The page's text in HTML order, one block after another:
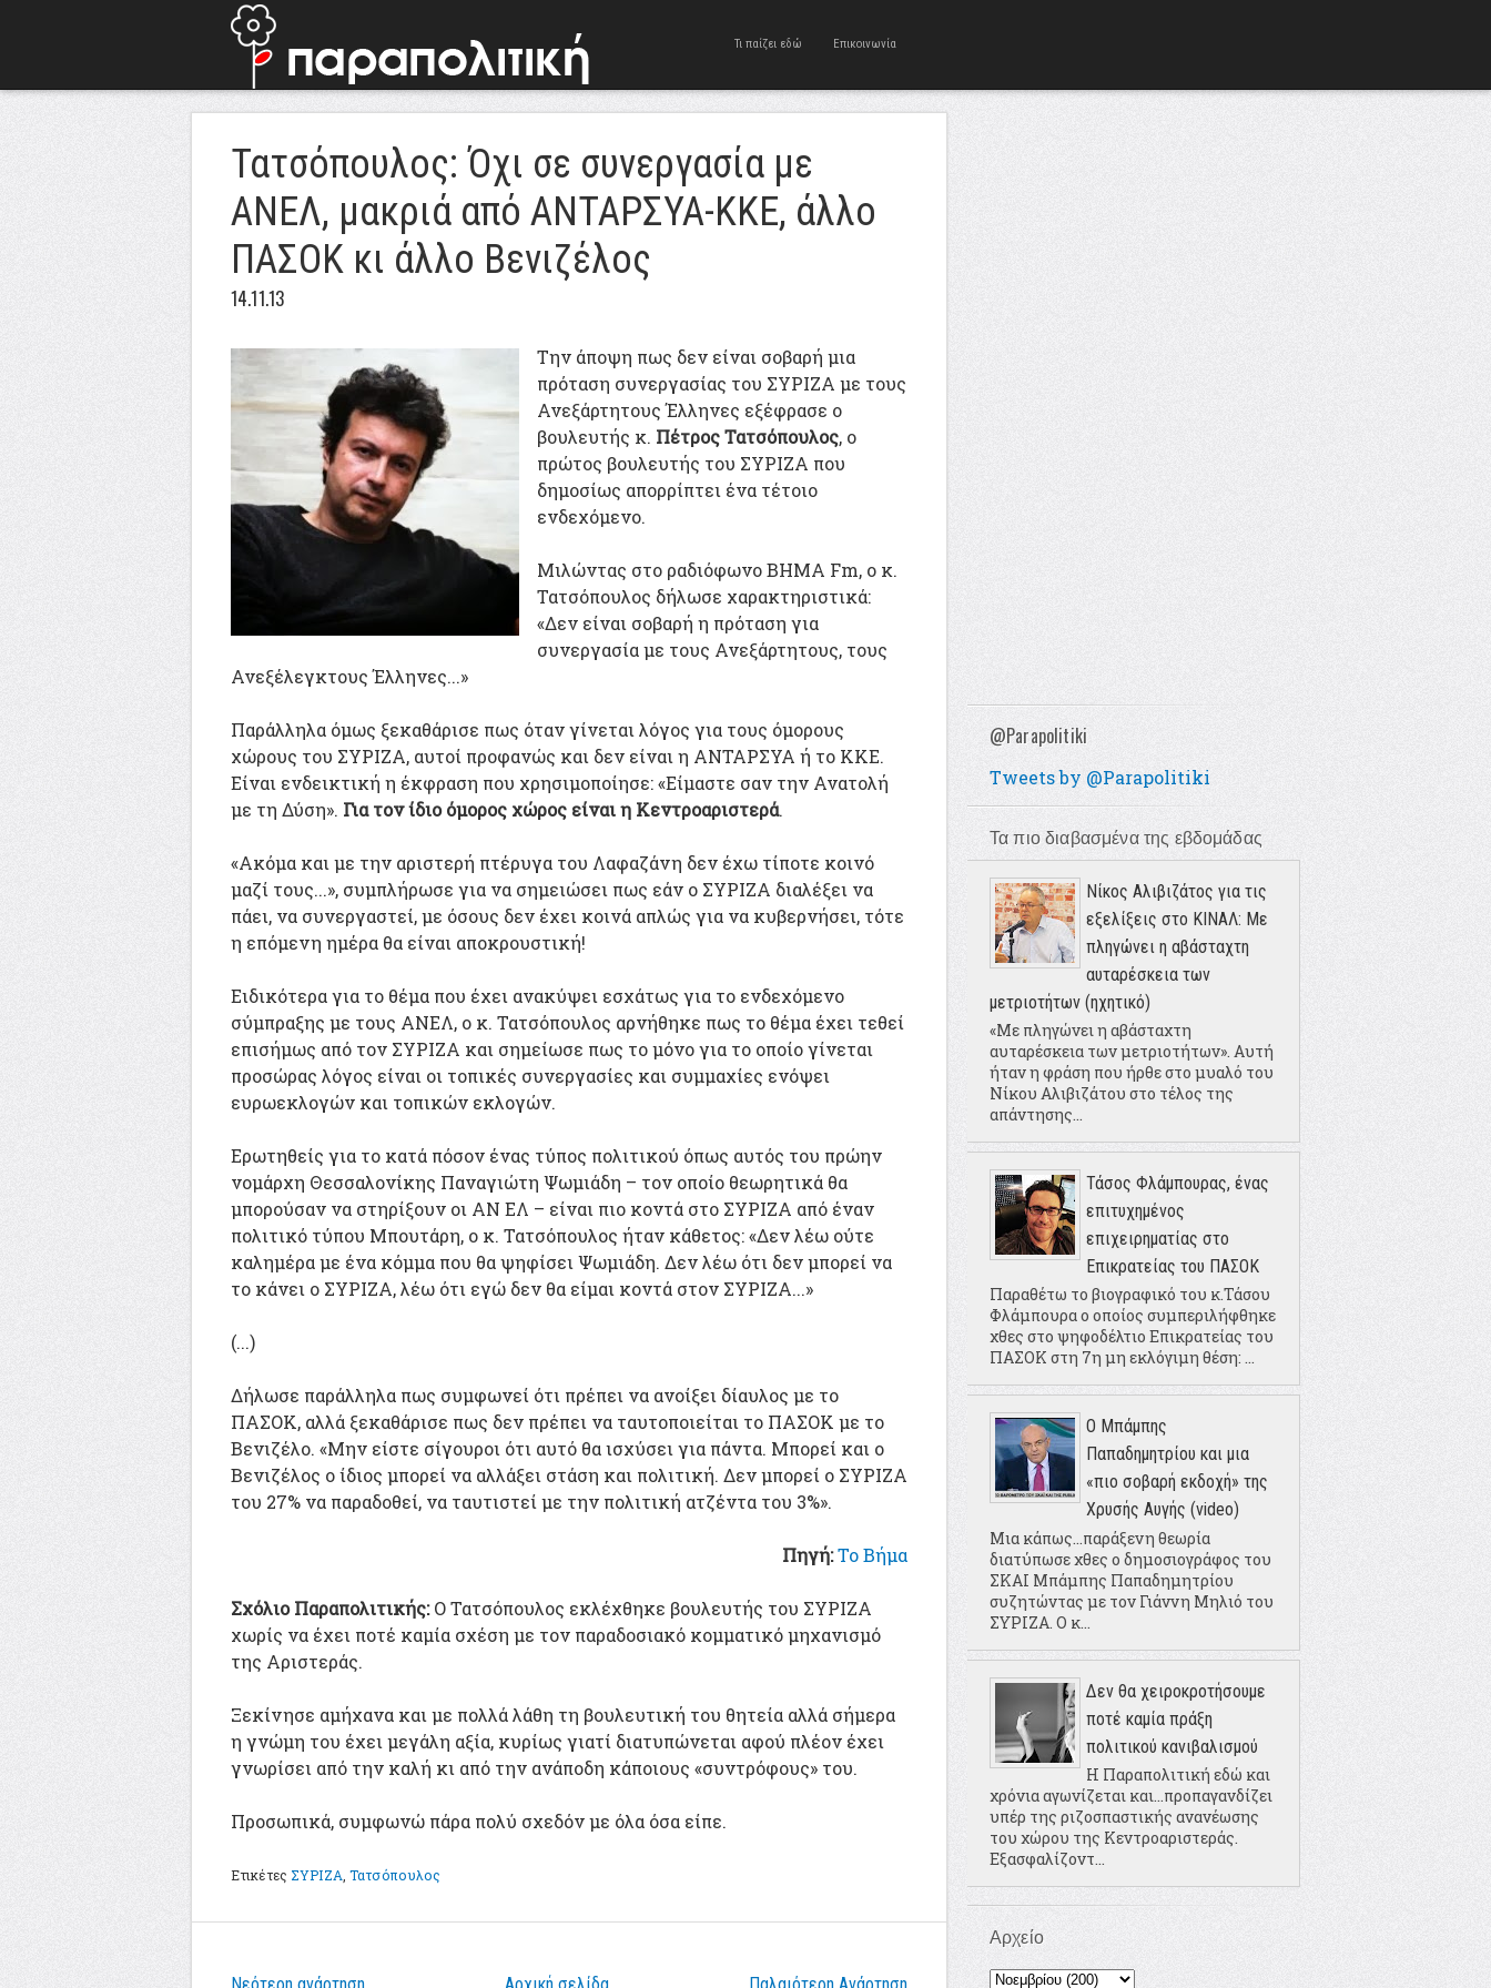
Τι παίζει εδώ Επικοινωνία
Τατσόπουλος: Όχι σε συνεργασία με
ΑΝΕΛ, μακριά από ΑΝΤΑΡΣΥΑ-ΚΚΕ, άλλο
ΠΑΣΟΚ κι άλλο Βενιζέλος
14.11.13
Την άποψη πως δεν είναι σοβαρή μια
πρόταση συνεργασίας του ΣΥΡΙΖΑ με τους
Ανεξάρτητους Έλληνες εξέφρασε ο
βουλευτής κ. Πέτρος Τατσόπουλος, ο
πρώτος βουλευτής του ΣΥΡΙΖΑ που
δημοσίως απορρίπτει ένα τέτοιο
ενδεχόμενο.
Μιλώντας στο ραδιόφωνο ΒΗΜΑ Fm, o κ.
Τατσόπουλος δήλωσε χαρακτηριστικά:
«Δεν είναι σοβαρή η πρόταση για
συνεργασία με τους Ανεξάρτητους, τους
Ανεξέλεγκτους Έλληνες...»
Παράλληλα όμως ξεκαθάρισε πως όταν γίνεται λόγος για τους όμορους
χώρους του ΣΥΡΙΖΑ, αυτοί προφανώς και δεν είναι η ΑΝΤΑΡΣΥΑ ή το ΚΚΕ.
Είναι ενδεικτική η έκφραση που χρησιμοποίησε: «Είμαστε σαν την Ανατολή
με τη Δύση». Για τον ίδιο όμορος χώρος είναι η Κεντροαριστερά.
«Ακόμα και με την αριστερή πτέρυγα του Λαφαζάνη δεν έχω τίποτε κοινό
μαζί τους...», συμπλήρωσε για να σημειώσει πως εάν ο ΣΥΡΙΖΑ διαλέξει να
πάει, να συνεργαστεί, με όσους δεν έχει κοινά απλώς για να κυβερνήσει, τότε
η επόμενη ημέρα θα είναι αποκρουστική!
Ειδικότερα για το θέμα που έχει ανακύψει εσχάτως για το ενδεχόμενο
σύμπραξης με τους ΑΝΕΛ, ο κ. Τατσόπουλος αρνήθηκε πως το θέμα έχει τεθεί
επισήμως από τον ΣΥΡΙΖΑ και σημείωσε πως το μόνο για το οποίο γίνεται
προσώρας λόγος είναι οι τοπικές συνεργασίες και συμμαχίες ενόψει
ευρωεκλογών και τοπικών εκλογών.
Ερωτηθείς για το κατά πόσον ένας τύπος πολιτικού όπως αυτός του πρώην
νομάρχη Θεσσαλονίκης Παναγιώτη Ψωμιάδη – τον οποίο θεωρητικά θα
μπορούσαν να στηρίξουν οι ΑΝ ΕΛ – είναι πιο κοντά στο ΣΥΡΙΖΑ από έναν
πολιτικό τύπου Μπουτάρη, ο κ. Τατσόπουλος ήταν κάθετος: «Δεν λέω ούτε
καλημέρα με ένα κόμμα που θα ψηφίσει Ψωμιάδη. Δεν λέω ότι δεν μπορεί να
το κάνει ο ΣΥΡΙΖΑ, λέω ότι εγώ δεν θα είμαι κοντά στον ΣΥΡΙΖΑ...»
(...)
Δήλωσε παράλληλα πως συμφωνεί ότι πρέπει να ανοίξει δίαυλος με το
ΠΑΣΟΚ, αλλά ξεκαθάρισε πως δεν πρέπει να ταυτοποιείται το ΠΑΣΟΚ με το
Βενιζέλο. «Μην είστε σίγουροι ότι αυτό θα ισχύσει για πάντα. Μπορεί και ο
Βενιζέλος ο ίδιος μπορεί να αλλάξει στάση και πολιτική. Δεν μπορεί ο ΣΥΡΙΖΑ
του 27% να παραδοθεί, να ταυτιστεί με την πολιτική ατζέντα του 3%».
Πηγή:Το Βήμα
Σχόλιο Παραπολιτικής:Ο Τατσόπουλος εκλέχθηκε βουλευτής του ΣΥΡΙΖΑ
χωρίς να έχει ποτέ καμία σχέση με τον παραδοσιακό κομματικό μηχανισμό
της Αριστεράς.
Ξεκίνησε αμήχανα και με πολλά λάθη τη βουλευτική του θητεία αλλά σήμερα
η γνώμη του έχει μεγάλη αξία, κυρίως γιατί διατυπώνεται αφού πλέον έχει
γνωρίσει από την καλή κι από την ανάποδη κάποιους «συντρόφους» του.
Προσωπικά, συμφωνώ πάρα πολύ σχεδόν με όλα όσα είπε.
Ετικέτες ΣΥΡΙΖΑ ,Τατσόπουλος
@Parapolitiki
Tweets by @Parapolitiki
Τα πιο διαβασμένα της εβδομάδας
Νίκος Αλιβιζάτος για τις
εξελίξεις στο ΚΙΝΑΛ: Με
πληγώνει η αβάσταχτη
αυταρέσκεια των
μετριοτήτων (ηχητικό)
«Με πληγώνει η αβάσταχτη
αυταρέσκεια των μετριοτήτων». Αυτή
ήταν η φράση που ήρθε στο μυαλό του
Νίκου Αλιβιζάτου στο τέλος της
απάντησης...
Τάσος Φλάμπουρας, ένας
επιτυχημένος
επιχειρηματίας στο
Επικρατείας του ΠΑΣΟΚ
Παραθέτω το βιογραφικό του κ.Τάσου
Φλάμπουρα ο οποίος συμπεριλήφθηκε
χθες στο ψηφοδέλτιο Επικρατείας του
ΠΑΣΟΚ στη 7η μη εκλόγιμη θέση: ...
Ο Μπάμπης
Παπαδημητρίου και μια
«πιο σοβαρή εκδοχή» της
Χρυσής Αυγής (video)
Μια κάπως...παράξενη θεωρία
διατύπωσε χθες ο δημοσιογράφος του
ΣΚΑΙ Μπάμπης Παπαδημητρίου
συζητώντας με τον Γιάννη Μηλιό του
ΣΥΡΙΖΑ. Ο κ...
Δεν θα χειροκροτήσουμε
ποτέ καμία πράξη
πολιτικού κανιβαλισμού
Η Παραπολιτική εδώ και
χρόνια αγωνίζεται και...προπαγανδίζει
υπέρ της ριζοσπαστικής ανανέωσης
του χώρου της Κεντροαριστεράς.
Εξασφαλίζοντ...
Αρχείο